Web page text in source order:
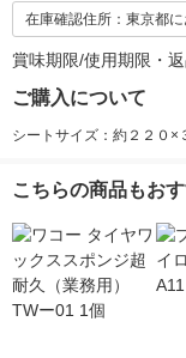
在庫確認住所：東京都に
賞味期限/使用期限・
ご購入について
シートサイズ：約２２０×
こちらの商品もお